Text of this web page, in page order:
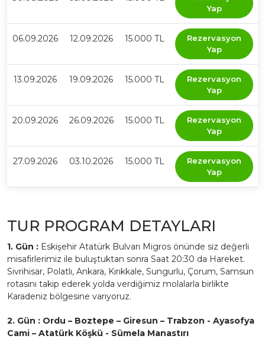
Yap
06.09.2026 12.09.2026 15.000 TL
Rezervasyon
Yap
13.09.2026 19.09.2026 15.000 TL
Rezervasyon
Yap
20.09.2026 26.09.2026 15.000 TL
Rezervasyon
Yap
27.09.2026 03.10.2026 15.000 TL
Rezervasyon
Yap
TUR PROGRAM DETAYLARI
1. Gün : Eskişehir Atatürk Bulvarı Migros önünde siz değerli
misafirlerimiz ile buluştuktan sonra Saat 20:30 da Hareket.
Sivrihisar, Polatlı, Ankara, Kırıkkale, Sungurlu, Çorum, Samsun
rotasını takip ederek yolda verdiğimiz molalarla birlikte
Karadeniz bölgesine varıyoruz.
2. Gün : Ordu – Boztepe – Giresun – Trabzon - Ayasofya
Cami – Atatürk Köşkü - Sümela Manastırı